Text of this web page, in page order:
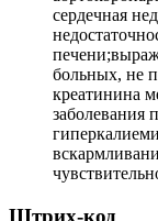
сердечная
больных, не
креатинина
заболевания
Штрих-код